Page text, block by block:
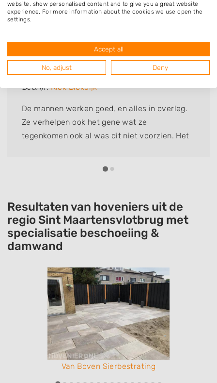
Van Zoest
Bedrijf: Rick Blokdijk
De mannen werken goed, en alles in overleg.
Ze verhelpen ook het gene wat ze
tegenkomen ook al was dit niet voorzien. Het
Resultaten van hoveniers uit de
regio Sint Maartensvlotbrug met
specialisatie beschoeiing &
damwand
Van Boven Sierbestrating
website, show personalised content and to give you a great website
experience. For more information about the cookies we use open the
settings.
Accept all
No, adjust Deny